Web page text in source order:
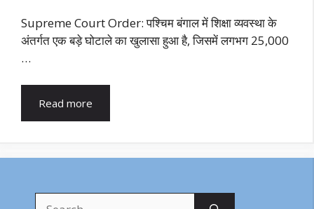
Supreme Court Order: पश्चिम बंगाल में शिक्षा व्यवस्था के
अंतर्गत एक बड़े घोटाले का खुलासा हुआ है, जिसमें लगभग 25,000
…
Read more